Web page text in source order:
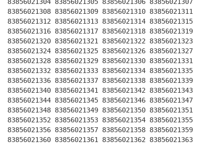
83856021308 83856021309 83856021310 83856021311
83856021312 83856021313 83856021314 83856021315
83856021316 83856021317 83856021318 83856021319
83856021320 83856021321 83856021322 83856021323
83856021324 83856021325 83856021326 83856021327
83856021328 83856021329 83856021330 83856021331
83856021332 83856021333 83856021334 83856021335
83856021336 83856021337 83856021338 83856021339
83856021340 83856021341 83856021342 83856021343
83856021344 83856021345 83856021346 83856021347
83856021348 83856021349 83856021350 83856021351
83856021352 83856021353 83856021354 83856021355
83856021356 83856021357 83856021358 83856021359
83856021360 83856021361 83856021362 83856021363